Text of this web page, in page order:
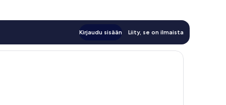
Kirjaudu sisään Liity, se on ilmaista